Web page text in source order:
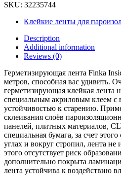
Inside
Tape
м
12-
FIT5040
quantity
SKU: 32235744
Клейкие ленты для
Description
Additional information
Reviews (0)
Герметизирующая лента Finka
метров, способная вас удивить.
герметизирующая клейкая лента
специальным акриловым клеем с
устойчивостью к старению.
склеивания слоёв
панелей, плитных материалов,
специальная бумага, за счет
углах и вокруг стропил, лента не
этого отсутствует риск
дополнительно покрыта
лента устойчива к воздействию